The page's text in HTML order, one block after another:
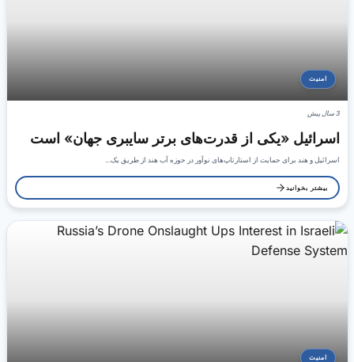
امنیت
3 سال پیش
اسرائیل «یکی از قدرت‌های برتر سایبری جهان» است
اسرائیل و هند برای حمایت از استارتاپ‌های نوآور در حوزه آب هند از طریق یک…
بیشتر بخوانید
امنیت